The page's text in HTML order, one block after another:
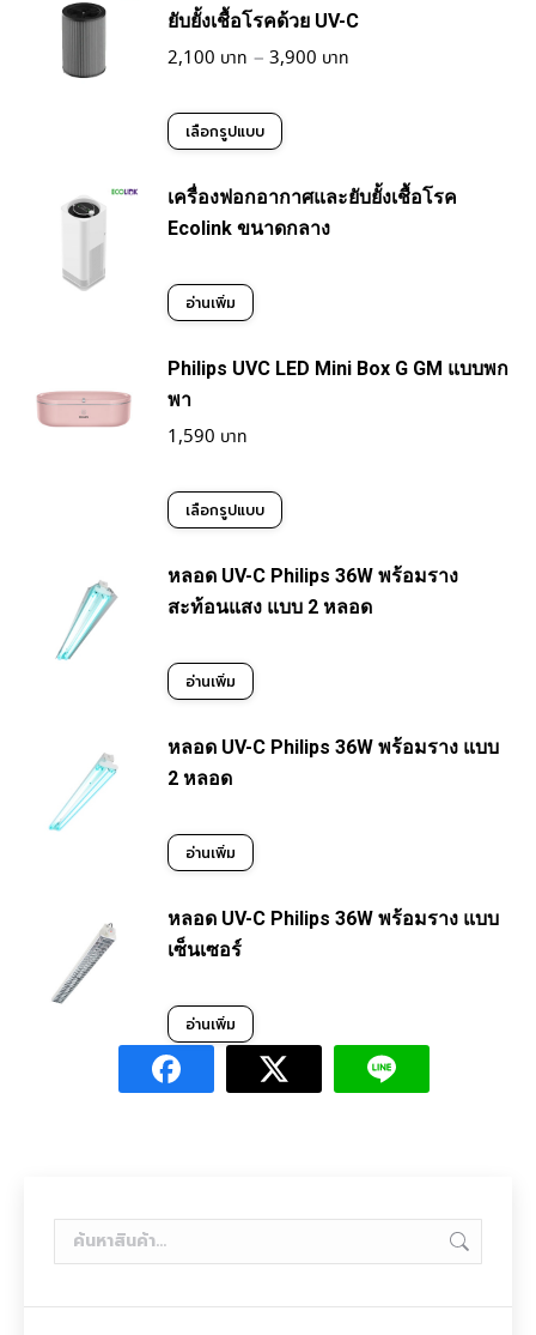
ยับยั้งเชื้อโรคด้วย UV-C
2,100 – 3,900
3,900฿
เลือกรูปแบบ
This
has
chosen
on
the
เครื่องฟอกอากาศและยับยั้งเชื้อโรค
Ecolink ขนาดกลาง
อ่านเพิ่ม
Philips UVC LED Mini Box G GM แบบพก
พา
1,590
เลือกรูปแบบ
This
has
options
page
หลอด UV-C Philips 36W พร้อมราง
สะท้อนแสง แบบ 2 หลอด
อ่านเพิ่ม
หลอด UV-C Philips 36W พร้อมราง แบบ
2 หลอด
อ่านเพิ่ม
หลอด UV-C Philips 36W พร้อมราง แบบ
เซ็นเซอร์
อ่านเพิ่ม